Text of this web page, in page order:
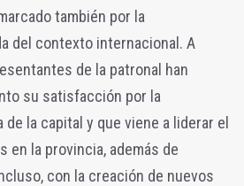
también por la
del contexto internacional. A
de la patronal han
su satisfacción por la
la capital y que viene a liderar el
en la provincia, además de
con la creación de nuevos